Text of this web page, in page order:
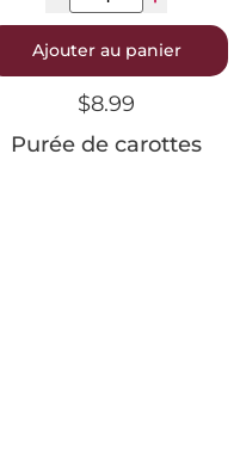
Purée de carottes
$8.99
Ajouter au panier